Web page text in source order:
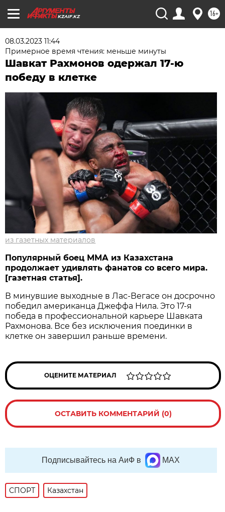
KZAIF.KZ 16+
08.03.2023 11:44
Примерное время чтения: меньше минуты
Шавкат Рахмонов одержал 17-ю
победу в клетке
из газетных материалов
Популярный боец ММА из Казахстана
продолжает удивлять фанатов со всего мира.
[газетная статья].
В минувшие выходные в Лас-Вегасе он досрочно
победил американца Джеффа Нила. Это 17-я
победа в профессиональной карьере Шавката
Рахмонова. Все без исключения поединки в
клетке он завершил раньше времени.
ОЦЕНИТЕ МАТЕРИАЛ
ОСТАВИТЬ КОММЕНТАРИЙ (0)
Подписывайтесь на АиФ в MAX
СПОРТ Казахстан